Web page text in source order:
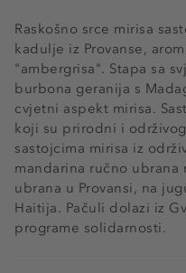
Raskošno srce mirisa
kadulje iz Provanse,
"ambergrisa". Stapa sa
burbona geranija s
cvjetni aspekt mirisa.
koji su prirodni i
sastojcima mirisa iz
mandarina ručno
ubrana u Provansi, na
Haitija. Pačuli dolazi iz
programe solidarnosti.